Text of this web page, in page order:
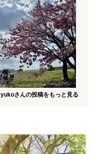
yukoさんの投稿をもっと見る